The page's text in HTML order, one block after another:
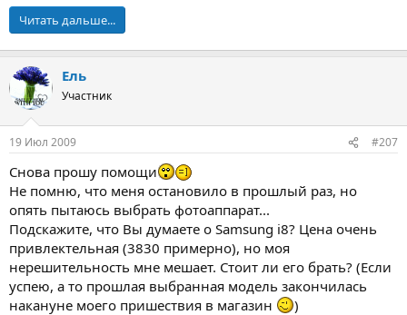
Читать дальше...
Ель
Участник
19 Июл 2009 #207
Снова прошу помощи
Не помню, что меня остановило в прошлый раз, но
опять пытаюсь выбрать фотоаппарат...
Подскажите, что Вы думаете о Samsung i8? Цена очень
привлектельная (3830 примерно), но моя
нерешительность мне мешает. Стоит ли его брать? (Если
успею, а то прошлая выбранная модель закончилась
накануне моего пришествия в магазин
)